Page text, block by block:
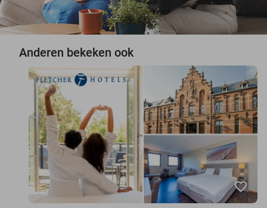
Anderen bekeken ook
favorite_border